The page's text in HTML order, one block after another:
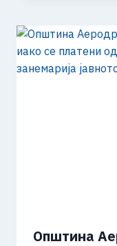
Општина